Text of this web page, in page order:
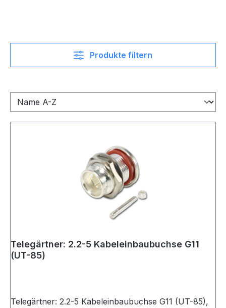
Produkte filtern
Telegärtner: 2.2-5 Kabeleinbaubuchse G11
(UT-85)
Telegärtner: 2.2-5 Kabeleinbaubuchse G11 (UT-85),